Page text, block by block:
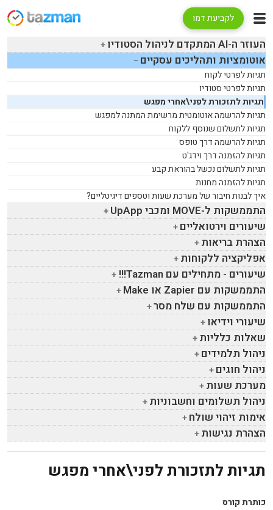
לקביעת דמו
העוזר ה-AI המתקדם לניהול הסטודיו
אוטומציות ותהליכים עסקיים
תגיות לפרטי לקוח
תגיות לפרטי סטודיו
תגיות לתזכורת לפני\אחרי מפגש
תגיות להרשמה אוטומטית מרשימת המתנה למפגש
תגיות לתשלום שנוסף ללקוח
תגיות להרשמה דרך טופס
תגיות להזמנה דרך וידג'ט
תגיות לתשלום נכשל בהוראת קבע
תגיות להזמנה מחנות
איך לבנות חיבור של מערכת שעות וטספים דיגיטליים?
התממשקות ל-MOVE ומכבי UpApp
שיעורים וירטואליים
הצהרת בריאות
אפליקציה ללקוחות
שיעורים - מתחילים עם Tazman
!!!
התממשקות עם Zapier או Make
התממשקות עם שלח מסר
שיעורי וידיאו
שאלות כלליות
ניהול תלמידים
ניהול חוגים
מערכת שעות
ניהול תשלומים וחשבוניות
אימות זיהוי שולח
הצהרת נגישות
תגיות לתזכורת לפני\אחרי מפגש
כותרת קורס